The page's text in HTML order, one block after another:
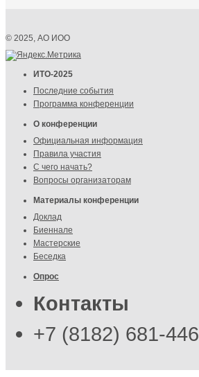
© 2025, АО ИОО
ИТО-2025
Последние события
Программа конференции
О конференции
Официальная информация
Правила участия
С чего начать?
Вопросы организаторам
Материалы конференции
Доклад
Биеннале
Мастерские
Беседка
Опрос
Контакты
+7 (8182) 681-446